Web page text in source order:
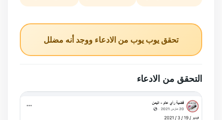
تحقق يوب يوب من الادعاء ووجد أنه مضلل
التحقق من الادعاء